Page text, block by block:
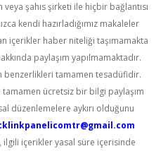
şahıs şirketi ile hiçbir bağlantısı
kendi hazırladığımız makaleler
içerikler haber niteliği taşımamakta
paylaşım yapılmamaktadır.
benzerlikleri tamamen tesadüfidir.
tamamen ücretsiz bir bilgi paylaşım
düzenlemelere aykırı olduğunu
içerikler yasal süre içerisinde